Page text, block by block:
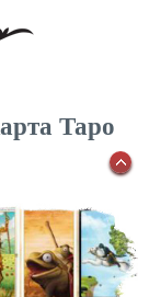
Таро